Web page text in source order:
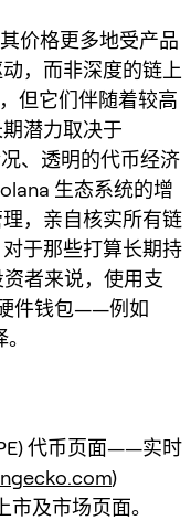
价格更多地受产品
，而非深度的链上
但它们伴随着较高
潜力取决于
、透明的代币经济
生态系统的增
，亲自核实所有链
于那些打算长期持
者来说，使用支
件钱包——例如
代币页面——实时
)
及市场页面。